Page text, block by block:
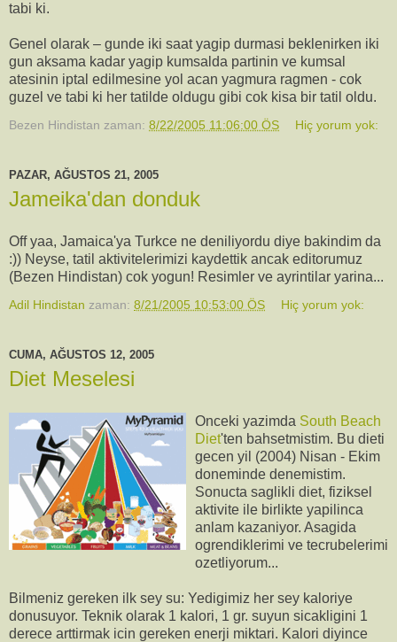
tabi ki.
Genel olarak – gunde iki saat yagip durmasi beklenirken iki
gun aksama kadar yagip kumsalda partinin ve kumsal
atesinin iptal edilmesine yol acan yagmura ragmen - cok
guzel ve tabi ki her tatilde oldugu gibi cok kisa bir tatil oldu.
Bezen Hindistan zaman: 8/22/2005 11:06:00 ÖS Hiç yorum yok:
PAZAR, AĞUSTOS 21, 2005
Jameika'dan donduk
Off yaa, Jamaica'ya Turkce ne deniliyordu diye bakindim da
:)) Neyse, tatil aktivitelerimizi kaydettik ancak editorumuz
(Bezen Hindistan) cok yogun! Resimler ve ayrintilar yarina...
Adil Hindistan zaman: 8/21/2005 10:53:00 ÖS Hiç yorum yok:
CUMA, AĞUSTOS 12, 2005
Diet Meselesi
Onceki yazimda South Beach
Diet'ten bahsetmistim. Bu dieti
gecen yil (2004) Nisan - Ekim
doneminde denemistim.
Sonucta saglikli diet, fiziksel
aktivite ile birlikte yapilinca
anlam kazaniyor. Asagida
ogrendiklerimi ve tecrubelerimi
ozetliyorum...
Bilmeniz gereken ilk sey su: Yedigimiz her sey kaloriye
donusuyor. Teknik olarak 1 kalori, 1 gr. suyun sicakligini 1
derece arttirmak icin gereken enerji miktari. Kalori diyince